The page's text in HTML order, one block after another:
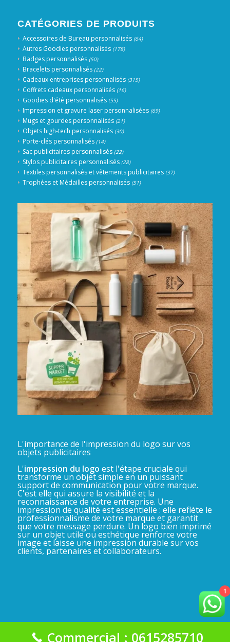
CATÉGORIES DE PRODUITS
Accessoires de Bureau personnalisés (64)
Autres Goodies personnalisés (178)
Badges personnalisés (50)
Bracelets personnalisés (22)
Cadeaux entreprises personnalisés (315)
Coffrets cadeaux personnalisés (16)
Goodies d'été personnalisés (55)
Impression et gravure laser personnalisées (69)
Mugs et gourdes personnalisés (21)
Objets high-tech personnalisés (30)
Porte-clés personnalisés (14)
Sac publicitaires personnalisés (22)
Stylos publicitaires personnalisés (28)
Textiles personnalisés et vêtements publicitaires (37)
Trophées et Médailles personnalisés (51)
L'importance de l'impression du logo sur vos
objets publicitaires
L'impression du logo est l'étape cruciale qui
transforme un objet simple en un puissant
support de communication pour votre marque.
C'est elle qui assure la visibilité et la
reconnaissance de votre entreprise. Une
impression de qualité est essentielle : elle reflète le
professionnalisme de votre marque et garantit
que votre message perdure. Un logo bien imprimé
sur un objet utile ou esthétique renforce votre
image et laisse une impression durable sur vos
clients, partenaires et collaborateurs.
La Gadgeterie 2025©
1
Commercial : 0615285710